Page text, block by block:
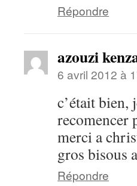
Répondre
azouzi
6 avril 2012 à
c’était bien,
recomencer
merci a
gros bisous
Répondre